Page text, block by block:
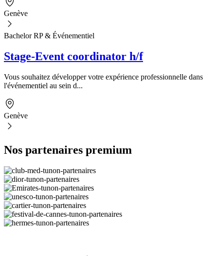
Genève
Bachelor RP & Événementiel
Stage-Event coordinator h/f
Vous souhaitez développer votre expérience professionnelle dans
l'événementiel au sein d...
Genève
Nos partenaires premium